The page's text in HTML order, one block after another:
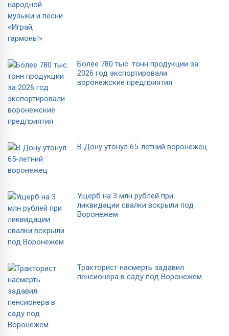
Более 780 тыс. тонн продукции за
2026 год экспортировали
воронежские предприятия
В Дону утонул 65-летний воронежец
Ущерб на 3 млн рублей при
ликвидации свалки вскрыли под
Воронежем
Тракторист насмерть задавил
пенсионера в саду под Воронежем